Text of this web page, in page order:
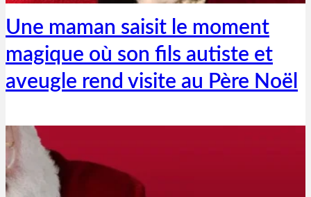
Une maman saisit le moment
magique où son fils autiste et
aveugle rend visite au Père Noël